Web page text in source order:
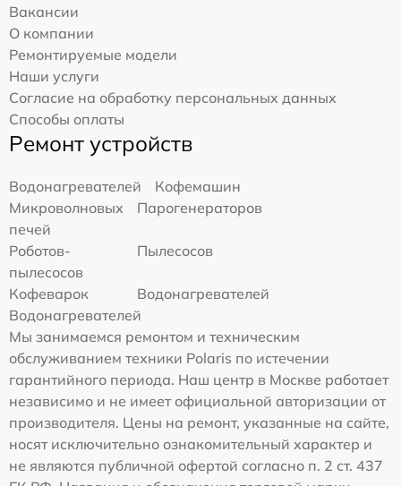
Вакансии
О компании
Ремонтируемые модели
Наши услуги
Согласие на обработку персональных данных
Способы оплаты
Ремонт устройств
Водонагревателей
Кофемашин
Микроволновых
печей
Парогенераторов
Роботов-
пылесосов
Пылесосов
Кофеварок
Водонагревателей
Водонагревателей
Мы занимаемся ремонтом и техническим
обслуживанием техники Polaris по истечении
гарантийного периода. Наш центр в Москве работает
независимо и не имеет официальной авторизации от
производителя. Цены на ремонт, указанные на сайте,
носят исключительно ознакомительный характер и
не являются публичной офертой согласно п. 2 ст. 437